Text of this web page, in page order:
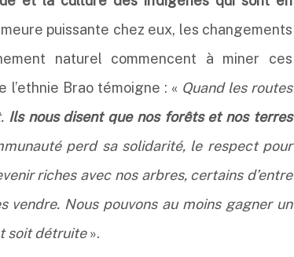
puissante chez eux, les changements
naturel commencent à miner ces
l’ethnie Brao témoigne : « Quand les routes
Ils nous disent que nos forêts et nos terres
perd sa solidarité, le respect pour
riches avec nos arbres, certains d’entre
vendre. Nous pouvons au moins gagner un
soit détruite».